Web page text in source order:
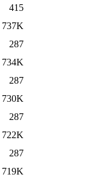
415
737K
287
734K
287
730K
287
722K
287
719K